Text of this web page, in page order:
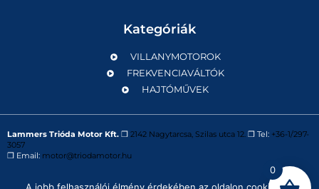
Kategóriák
VILLANYMOTOROK
FREKVENCIAVÁLTÓK
HAJTÓMŰVEK
Lammers Trióda Motor Kft. ❒ 2142 Nagytarcsa, Szilas utca 12. ❒ Tel: +36-1/297-
3057
❒ Email: motor@triodamotor.hu
0